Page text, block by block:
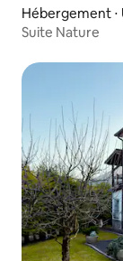
Hébergement ⋅
Suite Nature